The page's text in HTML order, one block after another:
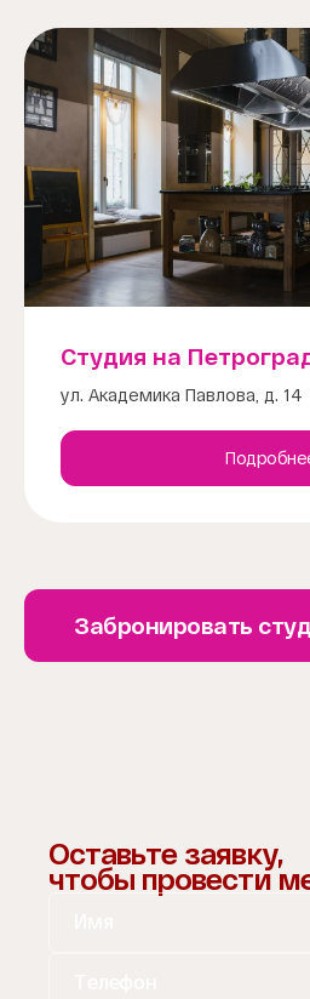
Студия на
ул. Академика Павлова, д. 14
Забронировать
Оставьте заявку,
чтобы провести